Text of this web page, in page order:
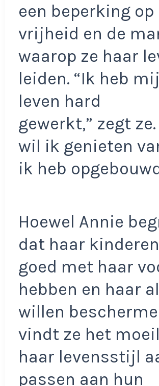
een beperking op
vrijheid en de
waarop ze haar
leiden. “Ik heb
leven hard
gewerkt,” zegt ze.
wil ik genieten
ik heb
Hoewel Annie
dat haar
goed met haar
hebben en haar
willen
vindt ze het
haar levensstijl
passen aan hun